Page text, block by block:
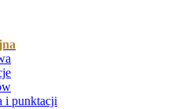
i punktacji